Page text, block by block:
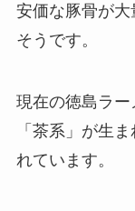
安価な豚骨が
そうです。
現在の徳島ラ
「茶系」が生
れています。